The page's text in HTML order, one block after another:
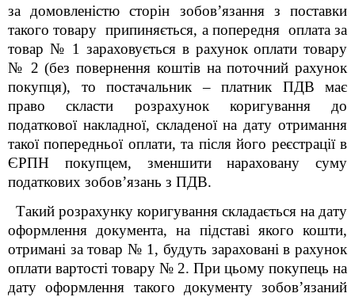
за домовленістю сторін зобов’язання з поставки
такого товару припиняється, а попередня оплата за
товар № 1 зараховується в рахунок оплати товару
№ 2 (без повернення коштів на поточний рахунок
покупця), то постачальник – платник ПДВ має
право скласти розрахунок коригування до
податкової накладної, складеної на дату отримання
такої попередньої оплати, та після його реєстрації в
ЄРПН покупцем, зменшити нараховану суму
податкових зобов’язань з ПДВ.
Такий розрахунку коригування складається на дату
оформлення документа, на підставі якого кошти,
отримані за товар № 1, будуть зараховані в рахунок
оплати вартості товару № 2. При цьому покупець на
дату оформлення такого документу зобов’язаний